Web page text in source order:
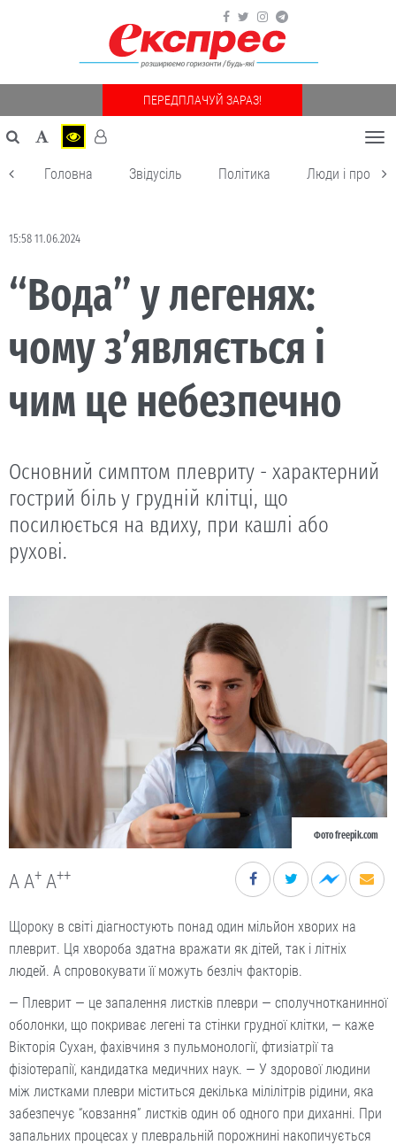
ПЕРЕДПЛАЧУЙ ЗАРАЗ!
Головна Звідусіль Політика Люди і
15:58 11.06.2024
“Вода” у легенях:
чому з’являється і
чим це небезпечно
Основний симптом плевриту - характерний
гострий біль у грудній клітці, що
посилюється на вдиху, при кашлі або
рухові.
Фото freepik.com
A A+ A++
Щороку в світі діагностують понад один мільйон хворих на
плеврит. Ця хвороба здатна вражати як дітей, так і літніх
людей. А спровокувати її можуть безліч факторів.
— Плеврит — це запалення листків плеври — сполучнотканинної
оболонки, що покриває легені та стінки грудної клітки, — каже
Вікторія Сухан, фахівчиня з пульмонології, фтизіатрії та
фізіотерапії, кандидатка медичних наук. — У здорової людини
між листками плеври міститься декілька мілілітрів рідини, яка
забезпечує “ковзання” листків один об одного при диханні. При
запальних процесах у плевральній порожнині накопичується